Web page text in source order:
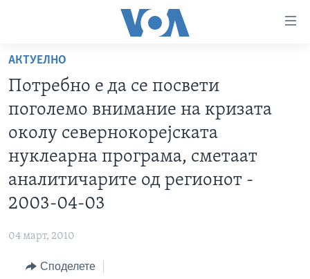
пристапност
Премини
на
главната
содржина
Премини
до
страната
за
Пребарувај
РУБРИКИ
ЕКОНОМИЈА
НАУКА
АРХИВИРАНА ПРОГРАМА
NEWSFLASH - АРХИВА
ЗА НАС
Learning English
НАКУСО...
АКТУЕЛНО
Потребно е да се посвети
поголемо внимание на кризата
околу севернокорејската
нуклеарна програма, сметаат
аналитичарите од регионот -
2003-04-03
04 март, 2010
Споделете